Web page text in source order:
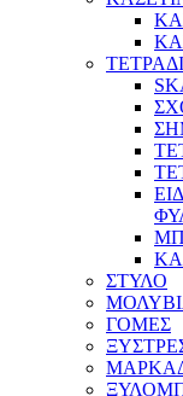
ΣΤΥΛΟ
ΓΟΜΕΣ